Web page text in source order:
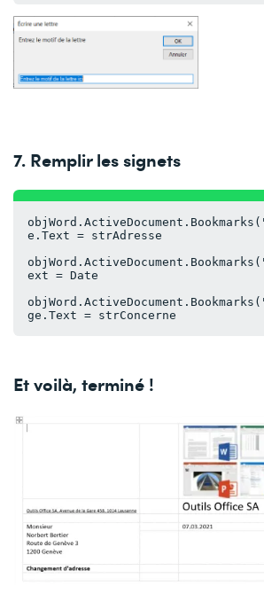
7. Remplir les signets
e.Text = strAdresse
ext = Date
ge.Text = strConcerne
Et voilà, terminé !